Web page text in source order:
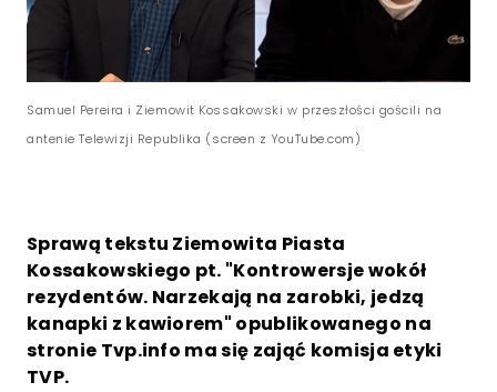
Samuel Pereira i Ziemowit Kossakowski w przeszłości gościli na
antenie Telewizji Republika (screen z YouTube.com)
Sprawą tekstu Ziemowita Piasta
Kossakowskiego pt. "Kontrowersje wokół
rezydentów. Narzekają na zarobki, jedzą
kanapki z kawiorem" opublikowanego na
stronie Tvp.info ma się zająć komisja etyki
TVP.